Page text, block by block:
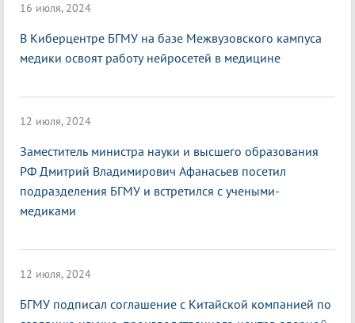
16 июля, 2024
В Киберцентре БГМУ на базе Межвузовского кампуса
медики освоят работу нейросетей в медицине
12 июля, 2024
Заместитель министра науки и высшего образования
РФ Дмитрий Владимирович Афанасьев посетил
подразделения БГМУ и встретился с учеными-
медиками
12 июля, 2024
БГМУ подписал соглашение с Китайской компанией по